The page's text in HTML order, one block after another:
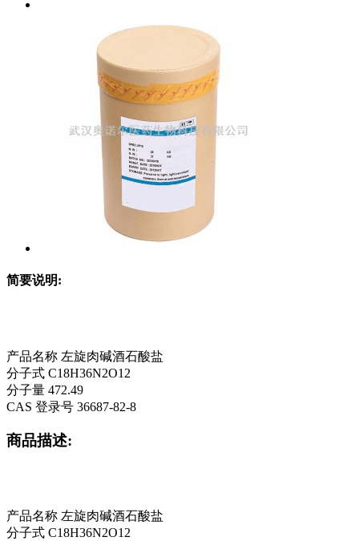
简要说明:
产品名称 左旋肉碱酒石酸盐
分子式 C18H36N2O12
分子量 472.49
CAS 登录号 36687-82-8
商品描述:
产品名称 左旋肉碱酒石酸盐
分子式 C18H36N2O12